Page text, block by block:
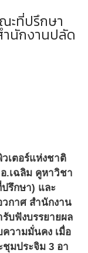
ะที่ปรึกษา
ำนักงานปลัด
เตอร์แห่งชาติ
.เฉลิม คูหาวิชา
รึกษา) และ
กาศ สำนักงาน
บฟังบรรยายผล
วามมั่นคง เมื่อ
มประจิม 3 อา